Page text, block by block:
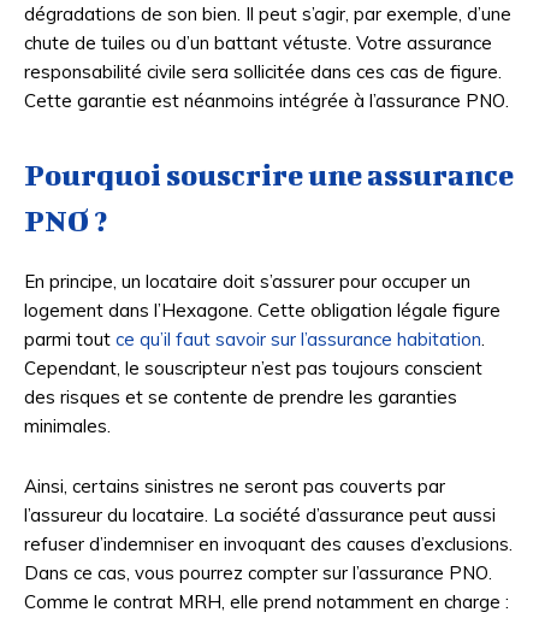
dégradations de son bien. Il peut s’agir, par exemple, d’une
chute de tuiles ou d’un battant vétuste. Votre assurance
responsabilité civile sera sollicitée dans ces cas de figure.
Cette garantie est néanmoins intégrée à l’assurance PNO.
Pourquoi souscrire une assurance
PNO ?
En principe, un locataire doit s’assurer pour occuper un
logement dans l’Hexagone. Cette obligation légale figure
parmi tout ce qu’il faut savoir sur l’assurance habitation
Cependant, le souscripteur n’est pas toujours conscient
des risques et se contente de prendre les garanties
minimales.
Ainsi, certains sinistres ne seront pas couverts par
l’assureur du locataire. La société d’assurance peut aussi
refuser d’indemniser en invoquant des causes d’exclusions.
Dans ce cas, vous pourrez compter sur l’assurance PNO.
Comme le contrat MRH, elle prend notamment en charge :